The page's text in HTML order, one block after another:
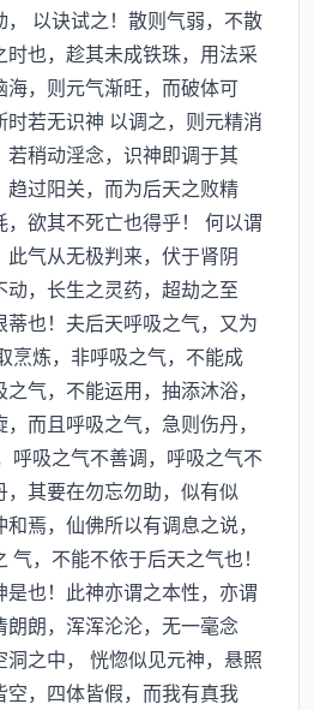
以诀试之！散则气弱，不散
也，趁其未成铁珠，用法采
，则元气渐旺，而破体可
若无识神 以调之，则元精消
稍动淫念，识神即调于其
过阳关，而为后天之败精
欲其不死亡也得乎！ 何以谓
气从无极判来，伏于肾阴
，长生之灵药，超劫之至
也！夫后天呼吸之气，又为
烹炼，非呼吸之气，不能成
气，不能运用，抽添沐浴，
而且呼吸之气，急则伤丹，
呼吸之气不善调，呼吸之气不
其要在勿忘勿助，似有似
焉，仙佛所以有调息之说，
，不能不依于后天之气也！
也！此神亦谓之本性，亦谓
朗，浑浑沦沦，无一毫念
之中， 恍惚似见元神，悬照
，四体皆假，而我有真我